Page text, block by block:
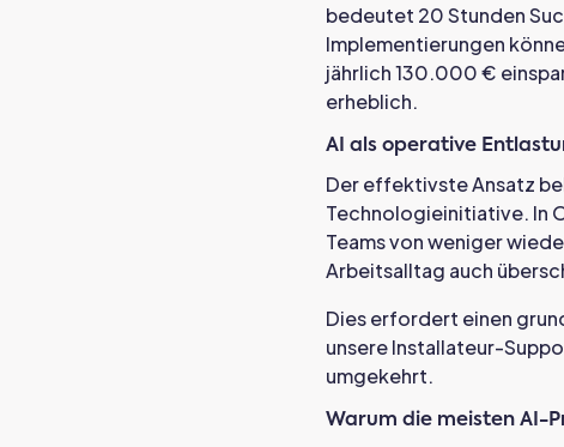
bedeutet 20 Stunden
Implementierungen
jährlich 130.000 €
erheblich.
AI als operative
Der effektivste Ansatz
Technologieinitiative. In
Teams von weniger
Arbeitsalltag auch
Dies erfordert einen
unsere Installateur-
umgekehrt.
Warum die meisten AI-